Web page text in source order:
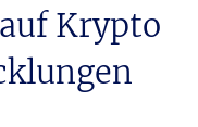
Krypto